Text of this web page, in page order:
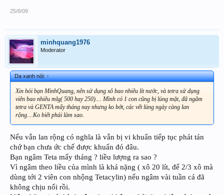
9. Sau 48 tiếng thay 30% nước và bổ xung GENTAMINCIN cho cả bể vì thuốc đã
chế.
11. Việc tiếp theo là giữ vệ sinh nước trong thời gian này, định kỳ 3 ngày thay
30% nước, muối 200g/100 lít nước (liều muối này duy trì trong 1 tuần tieeos
theo)
12. Dinh dưỡng: khi ngâm Tetacylin thì tuyệt đối không cho ăn. Khi ngâm
GENTAMICIN thì cho ăn = 50% bình thường.
13. Hút đáy nếu có thức ăn thừa rơi vãi, không để thức ăn thừa nằm trong bể và
trên bông lọc.
14. Sau này nhớ bổ xung đầy đủ khoáng chất cho cá để phục hồi SẮC ĐẸP. Các
lỗ này vẫn có khả năng liền lại như cũ nếu phát hiện sớm và chữa kịp thời.
Chúc cá bạn mau lành bệnh.
25/8/09
minhquang1976
Moderator
Da xanh nói:↑
Xin hỏi bạn MinhQuang, nên sử dụng xô bao nhiêu lít nước, và tetra sử dụng
viên bao nhiêu mlg( 500 hay 250).... Mình có 1 con cũng bị lủng mặt, đã ngâm
tetra và GENTA mấy tháng nay nhưng ko bớt, các vết lủng ngày càng lan
rộng....Ko biết phải làm sao.
Nếu vẫn lan rộng có nghĩa là vẫn bị vi khuẩn tiếp tục phát tán
chứ bạn chưa ức chế được khuẩn đó đâu.
Bạn ngâm Teta mấy tháng ? liều lượng ra sao ?
Vì ngâm theo liều của mình là khá nặng ( xô 20 lít, để 2/3 xô mà
dùng tới 2 viên con nhộng Tetacylin) nếu ngâm vài tuần cá đã
không chịu nổi rồi.